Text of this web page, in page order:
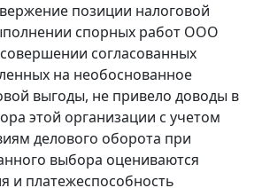
позиции налоговой
спорных работ ООО
согласованных
на необоснованное
выгоды, не привело доводы в
этой организации с учетом
делового оборота при
выбора оцениваются
и платежеспособность